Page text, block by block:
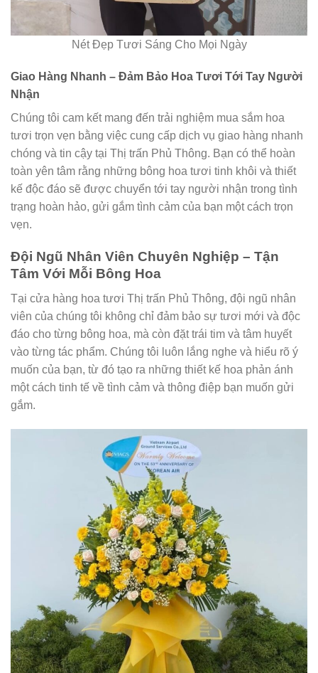
Nét Đẹp Tươi Sáng Cho Mọi Ngày
Giao Hàng Nhanh – Đảm Bảo Hoa Tươi Tới Tay Người
Nhận
Chúng tôi cam kết mang đến trải nghiệm mua sắm hoa
tươi trọn vẹn bằng việc cung cấp dịch vụ giao hàng nhanh
chóng và tin cậy tại Thị trấn Phủ Thông. Bạn có thể hoàn
toàn yên tâm rằng những bông hoa tươi tinh khôi và thiết
kế độc đáo sẽ được chuyển tới tay người nhận trong tình
trạng hoàn hảo, gửi gắm tình cảm của bạn một cách trọn
vẹn.
Đội Ngũ Nhân Viên Chuyên Nghiệp – Tận
Tâm Với Mỗi Bông Hoa
Tại cửa hàng hoa tươi Thị trấn Phủ Thông, đội ngũ nhân
viên của chúng tôi không chỉ đảm bảo sự tươi mới và độc
đáo cho từng bông hoa, mà còn đặt trái tim và tâm huyết
vào từng tác phẩm. Chúng tôi luôn lắng nghe và hiểu rõ ý
muốn của bạn, từ đó tạo ra những thiết kế hoa phản ánh
một cách tinh tế về tình cảm và thông điệp bạn muốn gửi
gắm.